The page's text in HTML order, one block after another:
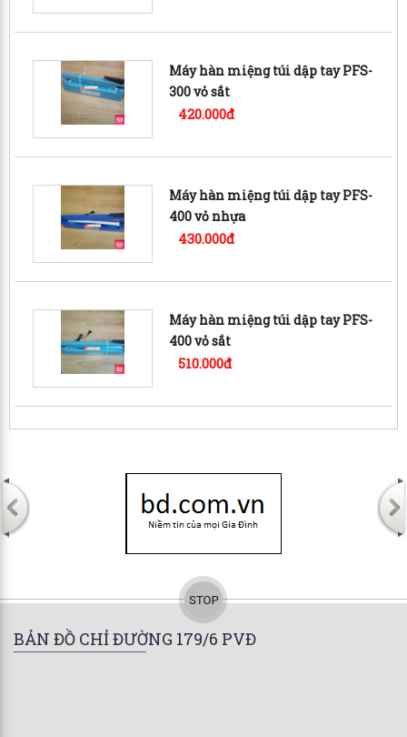
Máy hàn miệng túi dập tay PFS-
300 vỏ sắt
420.000đ
Máy hàn miệng túi dập tay PFS-
400 vỏ nhựa
430.000đ
Máy hàn miệng túi dập tay PFS-
400 vỏ sắt
510.000đ
BẢN ĐỒ CHỈ ĐƯỜNG 179/6 PVĐ